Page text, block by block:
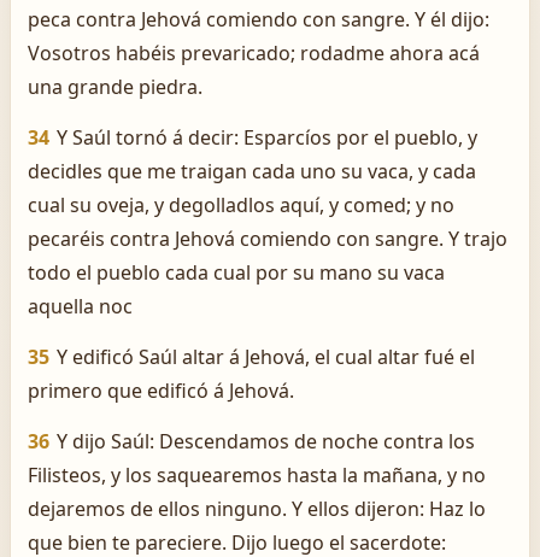
peca contra Jehová comiendo con sangre. Y él dijo:
Vosotros habéis prevaricado; rodadme ahora acá
una grande piedra.
34 Y Saúl tornó á decir: Esparcíos por el pueblo, y
decidles que me traigan cada uno su vaca, y cada
cual su oveja, y degolladlos aquí, y comed; y no
pecaréis contra Jehová comiendo con sangre. Y trajo
todo el pueblo cada cual por su mano su vaca
aquella noc
35 Y edificó Saúl altar á Jehová, el cual altar fué el
primero que edificó á Jehová.
36 Y dijo Saúl: Descendamos de noche contra los
Filisteos, y los saquearemos hasta la mañana, y no
dejaremos de ellos ninguno. Y ellos dijeron: Haz lo
que bien te pareciere. Dijo luego el sacerdote: